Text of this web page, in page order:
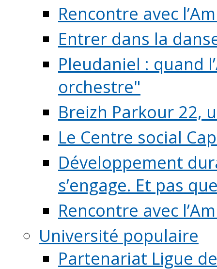
Rencontre avec
Entrer dans la
Pleudaniel : quand
orchestre"
Breizh Parkour 22,
Le Centre social
Développement
s’engage. Et pas
Rencontre avec
Université populaire
Partenariat Ligue